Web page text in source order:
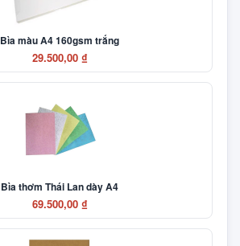
Bìa màu A4 160gsm trắng
29.500,00 ₫
Bìa thơm Thái Lan dày A4
69.500,00 ₫